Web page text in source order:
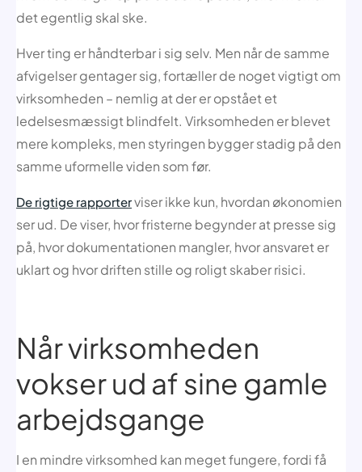
det egentlig skal ske.
Hver ting er håndterbar i sig selv. Men når de samme
afvigelser gentager sig, fortæller de noget vigtigt om
virksomheden – nemlig at der er opstået et
ledelsesmæssigt blindfelt. Virksomheden er blevet
mere kompleks, men styringen bygger stadig på den
samme uformelle viden som før.
De rigtige rapporterviser ikke kun, hvordan økonomien
ser ud. De viser, hvor fristerne begynder at presse sig
på, hvor dokumentationen mangler, hvor ansvaret er
uklart og hvor driften stille og roligt skaber risici.
Når virksomheden
vokser ud af sine gamle
arbejdsgange
I en mindre virksomhed kan meget fungere, fordi få